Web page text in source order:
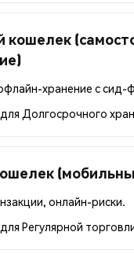
кошелек
хранение с сид-
Долгосрочного
онлайн-риски.
Регулярной